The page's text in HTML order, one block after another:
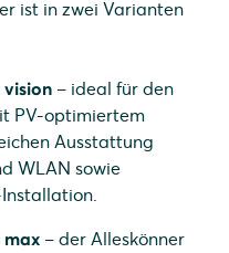
ist in zwei Varianten
vision – ideal für den
PV-optimiertem
Ausstattung
WLAN sowie
max – der Alleskönner